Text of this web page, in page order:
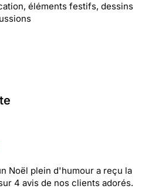
éléments festifs, dessins
Noël plein d'humour a reçu la
4 avis de nos clients adorés.